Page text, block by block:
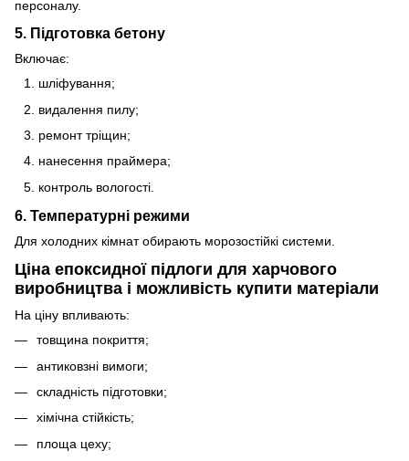
персоналу.
5. Підготовка бетону
Включає:
шліфування;
видалення пилу;
ремонт тріщин;
нанесення праймера;
контроль вологості.
6. Температурні режими
Для холодних кімнат обирають морозостійкі системи.
Ціна епоксидної підлоги для харчового
виробництва і можливість купити матеріали
На ціну впливають:
товщина покриття;
антиковзні вимоги;
складність підготовки;
хімічна стійкість;
площа цеху;